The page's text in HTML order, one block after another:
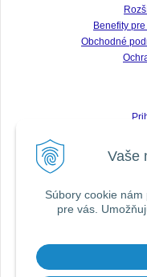
Vaše
Súbory cookie
pre vás.
Benefity
Obchodné